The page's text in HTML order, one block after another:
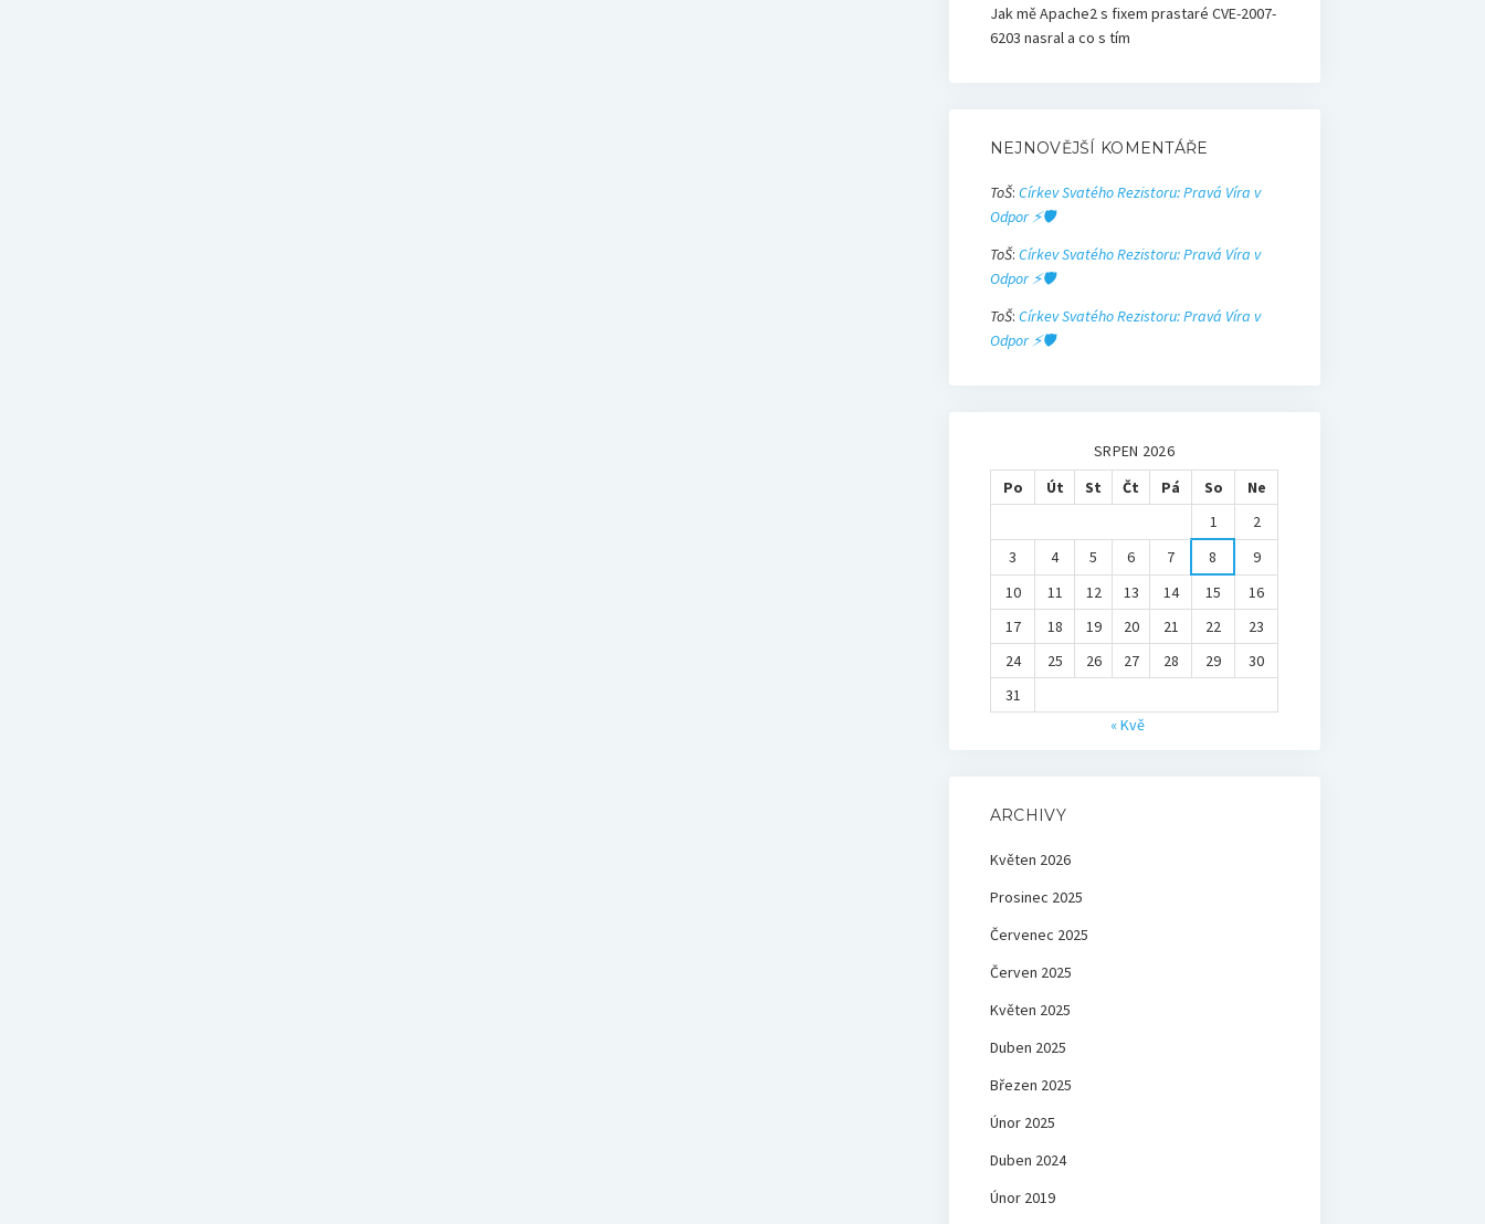
Jak mě Apache2 s fixem prastaré CVE-2007-
6203 nasral a co s tím
NEJNOVĚJŠÍ KOMENTÁŘE
ToŠ: Církev Svatého Rezistoru: Pravá Víra v
Odpor ⚡🛡️
ToŠ: Církev Svatého Rezistoru: Pravá Víra v
Odpor ⚡🛡️
ToŠ: Církev Svatého Rezistoru: Pravá Víra v
Odpor ⚡🛡️
SRPEN 2026
Po
Út St Čt Pá So
Ne
1
2
3
4 5 6 7 8
9
10
11 12 13 14 15
16
17
18 19 20 21 22
23
24
25 26 27 28 29
30
31
« Kvě
ARCHIVY
Květen 2026
Prosinec 2025
Červenec 2025
Červen 2025
Květen 2025
Duben 2025
Březen 2025
Únor 2025
Duben 2024
Únor 2019